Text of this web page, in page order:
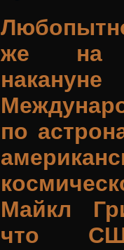
же на
по
Майкл
что